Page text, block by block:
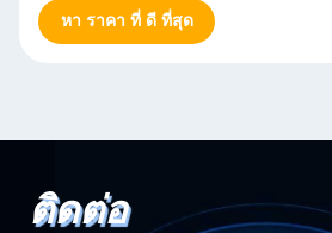
หา ราคา ที่ ดี ที่สุด
ติดต่อ